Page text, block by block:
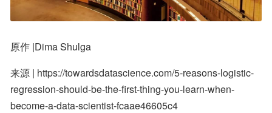
原作 |Dima Shulga
来源 | https://towardsdatascience.com/5-reasons-logistic-
regression-should-be-the-first-thing-you-learn-when-
become-a-data-scientist-fcaae46605c4